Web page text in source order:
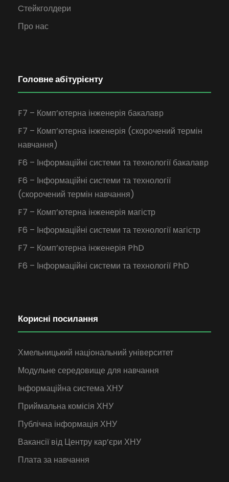
Cтейкголдери
Про нас
Головне абітурієнту
F7 – Комп’ютерна інженерія бакалавр
F7 – Комп’ютерна інженерія (скорочений термін
навчання)
F6 – Інформаційні системи та технології бакалавр
F6 – Інформаційні системи та технології
(скорочений термін навчання)
F7 – Комп’ютерна інженерія магістр
F6 – Інформаційні системи та технології магістр
F7 – Комп’ютерна інженерія PhD
F6 – Інформаційні системи та технології PhD
Корисні посилання
Хмельницький національний університет
Модульне середовище для навчання
Інформаційна система ХНУ
Приймальна комісія ХНУ
Публічна інформація ХНУ
Вакансії від Центру кар’єри ХНУ
Плата за навчання